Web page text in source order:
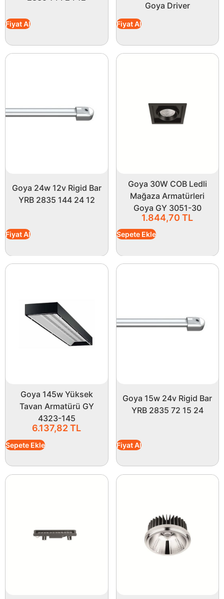
Fiyat Al
Goya Driver
Fiyat Al
Goya 24w 12v Rigid Bar
YRB 2835 144 24 12
Fiyat Al
Goya 30W COB Ledli
Mağaza Armatürleri
Goya GY 3051-30
1.844,70 TL
Sepete Ekle
Goya 145w Yüksek
Tavan Armatürü GY
4323-145
6.137,82TL
Sepete Ekle
Goya 15w 24v Rigid Bar
YRB 2835 72 15 24
Fiyat Al